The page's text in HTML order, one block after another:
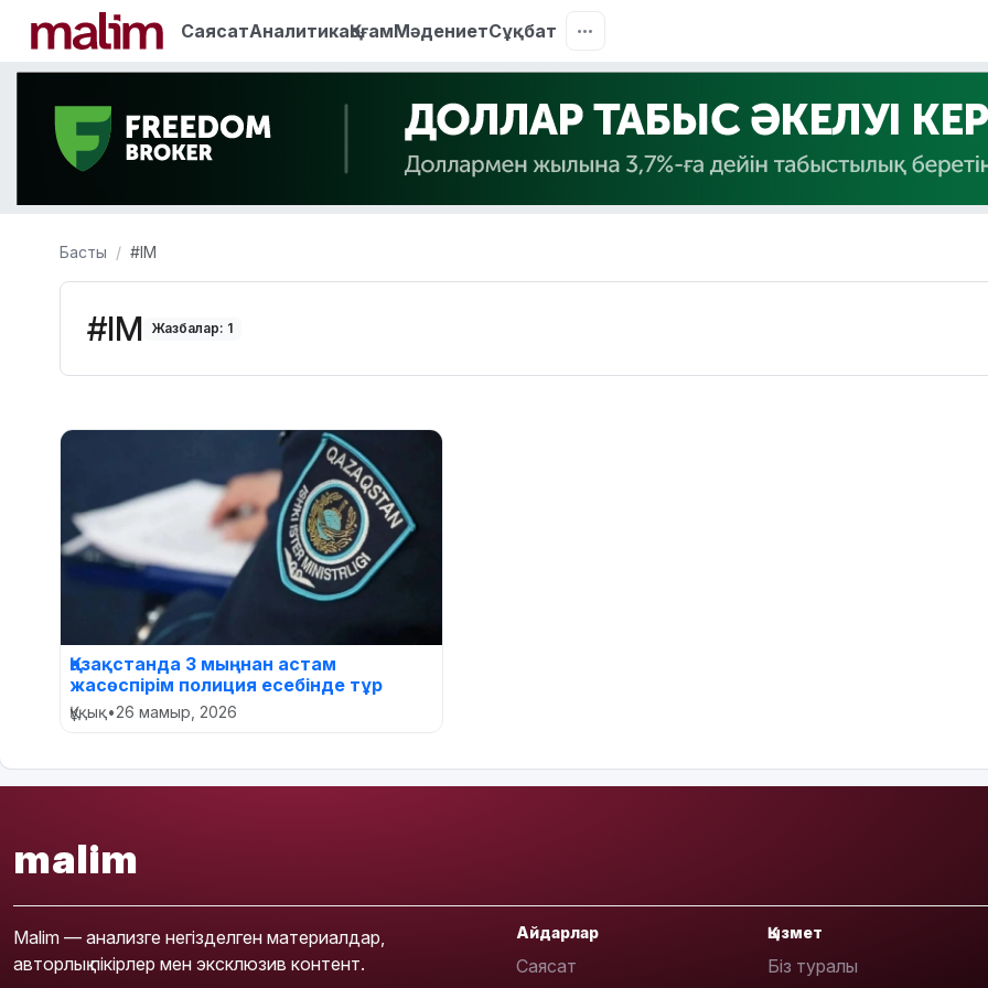
СаясатАналитикаҚоғамМәдениетСұқбат
Басты #ІМ
#ІМ Жазбалар: 1
Қазақстанда 3 мыңнан астам
жасөспірім полиция есебінде тұр
Құқық•26 мамыр, 2026
malim
Malim — анализге негізделген материалдар,
авторлық пікірлер мен эксклюзив контент.
Айдарлар
Саясат
Қызмет
Біз туралы